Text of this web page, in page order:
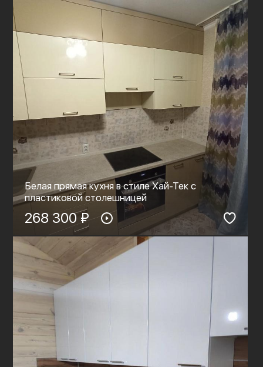
Белая прямая кухня в стиле Хай-Тек с
пластиковой столешницей
268 300 ₽